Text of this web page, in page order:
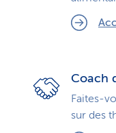
Coach
Faites-
sur des